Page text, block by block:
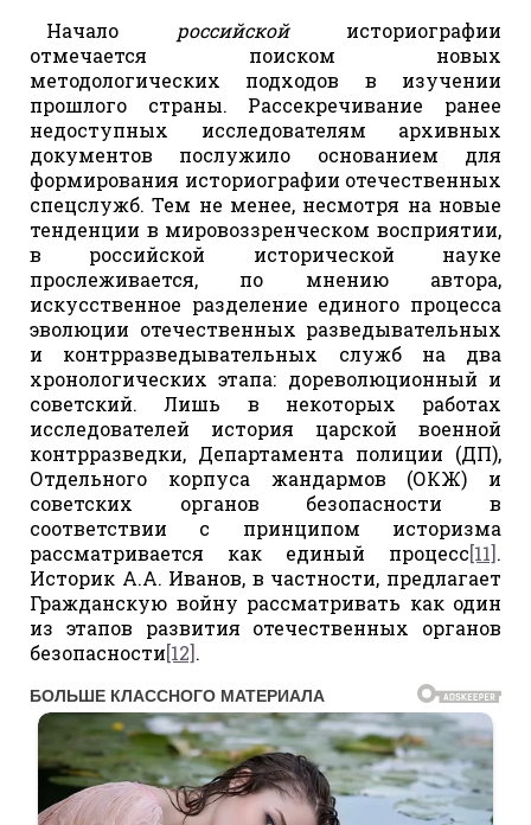
Начало
российскойисториографии
отмечается поиском новых
методологических подходов в изучении
прошлого страны. Рассекречивание ранее
недоступных исследователям архивных
документов послужило основанием для
формирования историографии отечественных
спецслужб. Тем не менее, несмотря на новые
тенденции в мировоззренческом восприятии,
в российской исторической науке
прослеживается, по мнению автора,
искусственное разделение единого процесса
эволюции отечественных разведывательных
и контрразведывательных служб на два
хронологических этапа: дореволюционный и
советский. Лишь в некоторых работах
исследователей история царской военной
контрразведки, Департамента полиции (ДП),
Отдельного корпуса жандармов (ОКЖ) и
советских органов безопасности в
соответствии с принципом историзма
рассматривается как единый процесс[11].
Историк А.А. Иванов, в частности, предлагает
Гражданскую войну рассматривать как один
из этапов развития отечественных органов
безопасности[12].